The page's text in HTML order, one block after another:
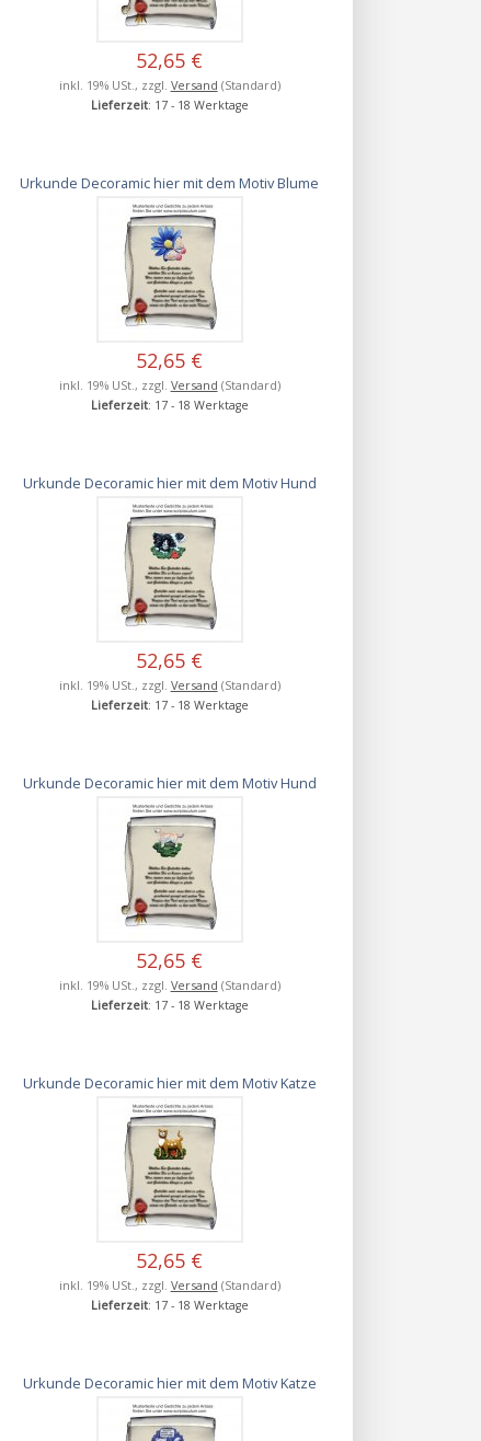
52,65 €
inkl. 19% USt., zzgl. Versand (Standard)
Lieferzeit: 17 - 18 Werktage
Urkunde Decoramic hier mit dem Motiv Blume
52,65 €
inkl. 19% USt., zzgl. Versand (Standard)
Lieferzeit: 17 - 18 Werktage
Urkunde Decoramic hier mit dem Motiv Hund
52,65 €
inkl. 19% USt., zzgl. Versand (Standard)
Lieferzeit: 17 - 18 Werktage
Urkunde Decoramic hier mit dem Motiv Hund
52,65 €
inkl. 19% USt., zzgl. Versand (Standard)
Lieferzeit: 17 - 18 Werktage
Urkunde Decoramic hier mit dem Motiv Katze
52,65 €
inkl. 19% USt., zzgl. Versand (Standard)
Lieferzeit: 17 - 18 Werktage
Urkunde Decoramic hier mit dem Motiv Katze